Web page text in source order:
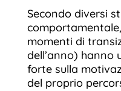
Secondo diversi
momenti di
dell’anno) hanno
forte sulla
del proprio